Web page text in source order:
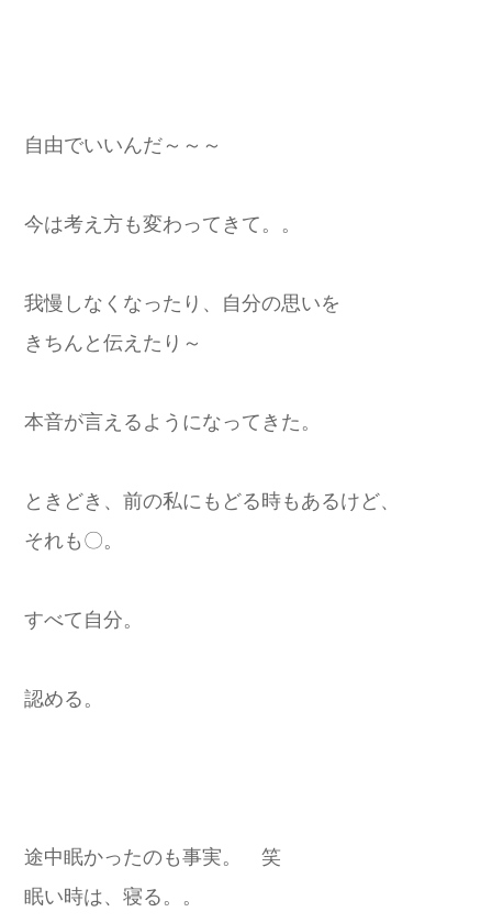
自由でいいんだ～～～
今は考え方も変わってきて。。
我慢しなくなったり、自分の思いを
きちんと伝えたり～
本音が言えるようになってきた。
ときどき、前の私にもどる時もあるけど、
それも〇。
すべて自分。
認める。
途中眠かったのも事実。 笑
眠い時は、寝る。。